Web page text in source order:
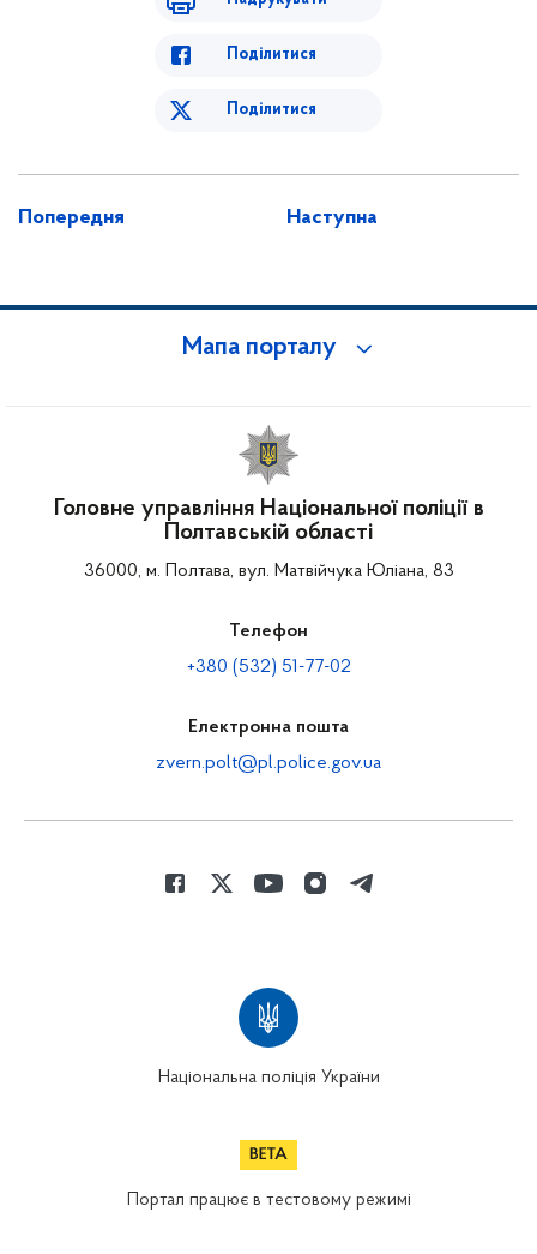
Поділитися
Поділитися
Попередня Наступна
Мапа порталу
Головне управління Національної поліції в
Полтавській області
36000, м. Полтава, вул. Матвійчука Юліана, 83
Телефон
+380 (532) 51-77-02
Електронна пошта
zvern.polt@pl.police.gov.ua
Національна поліція України
Портал працює в тестовому режимі